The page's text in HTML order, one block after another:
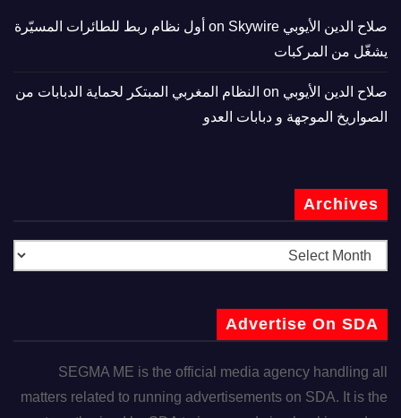
صلاح الدين الأيوبي
Skywire أول نظام ربط للطائرات المسيّرة
يشغّل من المركبات
صلاح الدين الأيوبي
النظام المغربي المبتكر لحماية الدبابات من
الصواريخ الموجهة و دبابات العدو
Archives
Advertise On SDA
SEGMA ME is the official media agency handling all
matters related to running advertisements on SDA. It is the